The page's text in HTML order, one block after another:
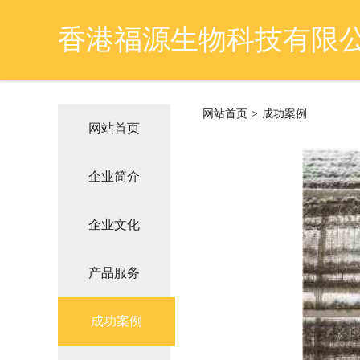
香港福源生物科技有限
网站首页
企业简介
企业文化
产品服务
成功案例
网站首页 > 成功案例